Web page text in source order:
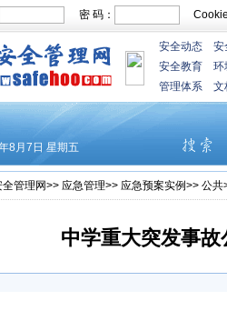
密 码： Cookie
安全动态 安
安全教育
环
管理体系
文
全管理网>> 应急管理>> 应急预案实例>> 公共
中学重大突发事